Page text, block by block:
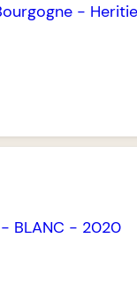
-
- BLANC - 2020